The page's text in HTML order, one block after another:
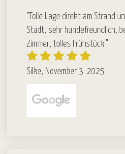
"Tolle Lage direkt am Strand
Stadt, sehr hundefreundlich,
Zimmer, tolles Frühstück."
Silke, November 3. 2025